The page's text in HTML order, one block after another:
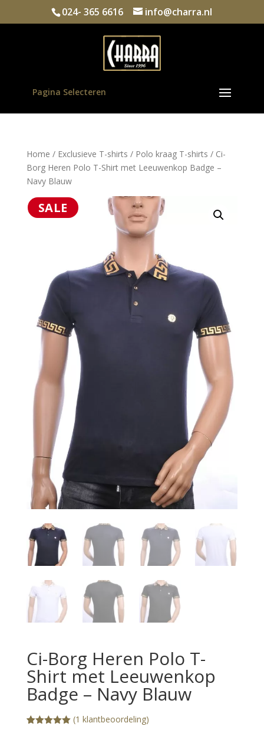
024- 365 6616 info@charra.nl
Pagina Selecteren
Home / Exclusieve T-shirts / Polo kraag T-shirts / Ci-
Borg Heren Polo T-Shirt met Leeuwenkop Badge –
Navy Blauw
SALE
Ci-Borg Heren Polo T-
Shirt met Leeuwenkop
Badge – Navy Blauw
(1 klantbeoordeling)